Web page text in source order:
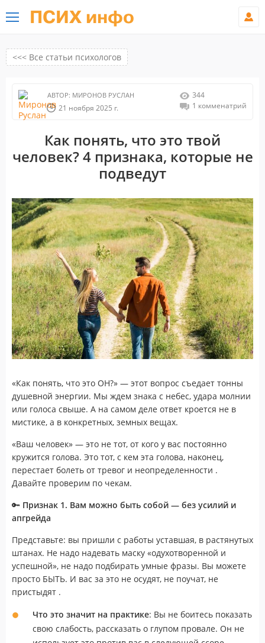
ПСИХ инфо
<<< Все статьи психологов
АВТОР: МИРОНОВ РУСЛАН
21 ноября 2025 г.
344
1 комменатрий
Как понять, что это твой
человек? 4 признака, которые не
подведут
«Как понять, что это ОН?» — этот вопрос съедает тонны
душевной энергии. Мы ждем знака с небес, удара молнии
или голоса свыше. А на самом деле ответ кроется не в
мистике, а в конкретных, земных вещах.
«Ваш человек» — это не тот, от кого у вас постоянно
кружится голова. Это тот, с кем эта голова, наконец,
перестает болеть от тревог и неопределенности .
Давайте проверим по чекам.
🔑 Признак 1. Вам можно быть собой — без усилий и
апгрейда
Представьте: вы пришли с работы уставшая, в растянутых
штанах. Не надо надевать маску «одухотворенной и
успешной», не надо подбирать умные фразы. Вы можете
просто БЫТЬ. И вас за это не осудят, не поучат, не
пристыдят .
Что это значит на практике: Вы не боитесь показать
свою слабость, рассказать о глупом провале. Он не